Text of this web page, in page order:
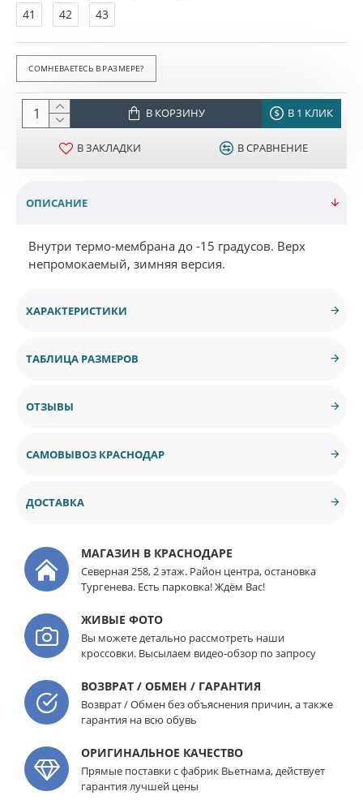
41
42 43
В КОРЗИНУ В 1 КЛИК
В ЗАКЛАДКИ В СРАВНЕНИЕ
ОПИСАНИЕ
Внутри термо-мембрана до -15 градусов. Верх
непромокаемый, зимняя версия.
ХАРАКТЕРИСТИКИ
ТАБЛИЦА РАЗМЕРОВ
ОТЗЫВЫ
САМОВЫВОЗ КРАСНОДАР
ДОСТАВКА
СОМНЕВАЕТЕСЬ В РАЗМЕРЕ?
МАГАЗИН В КРАСНОДАРЕ
Северная 258, 2 этаж. Район центра, остановка
Тургенева. Есть парковка! Ждём Вас!
ЖИВЫЕ ФОТО
Вы можете детально рассмотреть наши
кроссовки. Высылаем видео-обзор по запросу
ВОЗВРАТ / ОБМЕН / ГАРАНТИЯ
Возврат / Обмен без объяснения причин, а также
гарантия на всю обувь
ОРИГИНАЛЬНОЕ КАЧЕСТВО
Прямые поставки с фабрик Вьетнама, действует
гарантия лучшей цены